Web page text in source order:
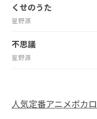
くせのうた
星野源
不思議
星野源
人気定番アニメボカロ